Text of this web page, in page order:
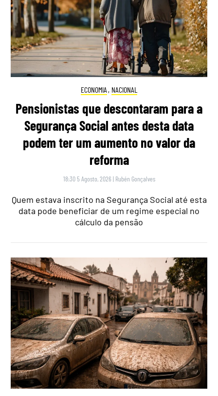
ECONOMIA , NACIONAL
Pensionistas que descontaram para a
Segurança Social antes desta data
podem ter um aumento no valor da
reforma
18:30 5 Agosto, 2026 | Rubén Gonçalves
Quem estava inscrito na Segurança Social até esta
data pode beneficiar de um regime especial no
cálculo da pensão